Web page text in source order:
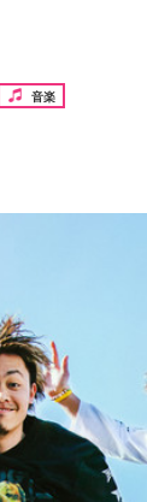
音楽